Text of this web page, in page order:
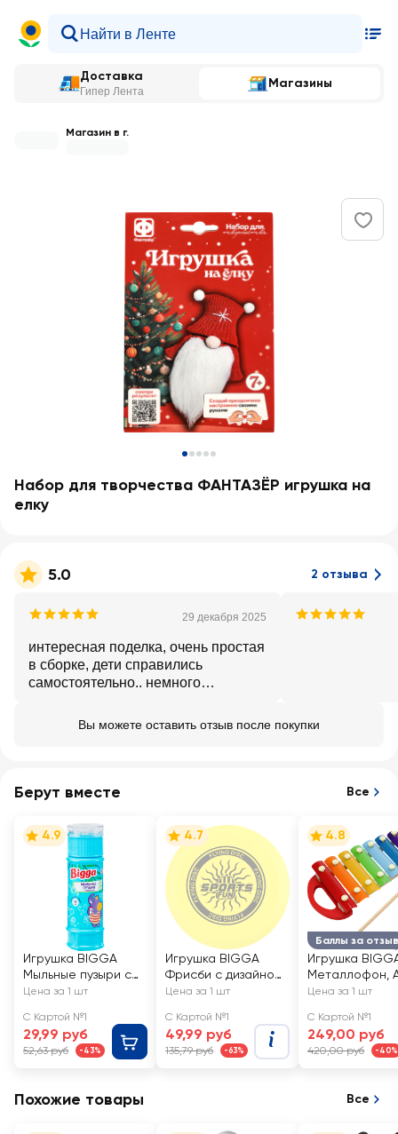
Доставка
Гипер Лента
Магазины
Магазин в г.
Набор для творчества ФАНТАЗЁР игрушка на
елку
5.0 2 отзыва
29 декабря 2025
интересная поделка, очень простая
в сборке, дети справились
самостоятельно.. немного
Вы можете оставить отзыв после покупки
Берут вместе Все
4.9
Игрушка BIGGA
Мыльные пузыри с
лабиринтом на
BB258
Цена за 1 шт
С Картой №1
29,99 руб
52,63 руб -43%
4.7
Игрушка BIGGA
Фрисби с дизайном
23см
Цена за 1 шт
С Картой №1
49,99 руб
135,79 руб -63%
Баллы за отзыв
4.8
Игрушка
Металлофон,
YJ080250122
Цена за 1 шт
С Картой №1
249,00 руб
420,00 руб -40%
Похожие товары Все